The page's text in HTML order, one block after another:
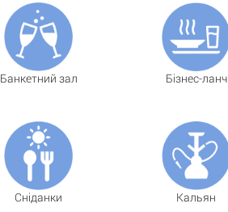
Банкетний зал Бізнес-ланч
Сніданки Кальян